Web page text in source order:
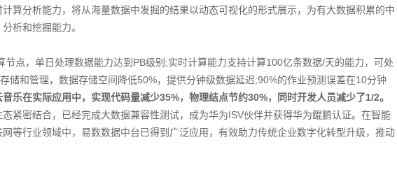
算分析能力，将从海量数据中发掘的结果以动态可视化的形式展示，为有大数据积累的中
析和挖掘能力。
点，单日处理数据能力达到PB级别;实时计算能力支持计算100亿条数据/天的能力，可处
储和管理，数据存储空间降低50%，提供分钟级数据延迟;90%的作业预测误差在10分钟
音乐在实际应用中，实现代码量减少35%，物理结点节约30%，同时开发人员减少了1/2。
密结合，已经完成大数据兼容性测试，成为华为ISV伙伴并获得华为鲲鹏认证。在智能
等行业领域中，易数数据中台已得到广泛应用，有效助力传统企业数字化转型升级，推动